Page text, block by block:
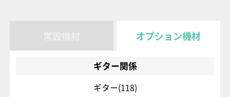
オプション機材
ギター関係
ギター(118)